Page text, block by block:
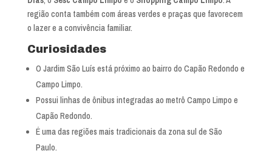
região conta também com áreas verdes e praças que favorecem
o lazer e a convivência familiar.
Curiosidades
O Jardim São Luís está próximo ao bairro do Capão Redondo e
Campo Limpo.
Possui linhas de ônibus integradas ao metrô Campo Limpo e
Capão Redondo.
É uma das regiões mais tradicionais da zona sul de São
Paulo.